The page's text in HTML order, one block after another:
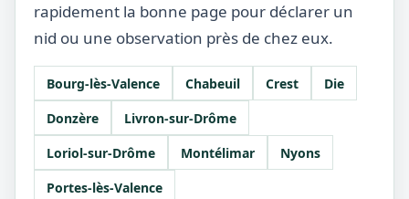
rapidement la bonne page pour déclarer un
nid ou une observation près de chez eux.
Bourg-lès-Valence Chabeuil Crest
Die
Donzère
Livron-sur-Drôme
Loriol-sur-Drôme
Montélimar
Nyons
Portes-lès-Valence